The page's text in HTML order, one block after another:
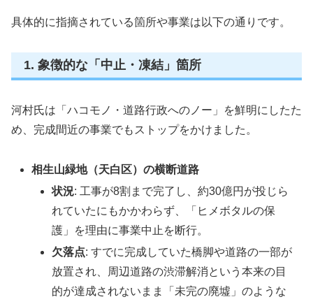
具体的に指摘されている箇所や事業は以下の通りです。
1. 象徴的な「中止・凍結」箇所
河村氏は「ハコモノ・道路行政へのノー」を鮮明にしたた
め、完成間近の事業でもストップをかけました。
相生山緑地（天白区）の横断道路
状況: 工事が8割まで完了し、約30億円が投じら
れていたにもかかわらず、「ヒメボタルの保
護」を理由に事業中止を断行。
欠落点: すでに完成していた橋脚や道路の一部が
放置され、周辺道路の渋滞解消という本来の目
的が達成されないまま「未完の廃墟」のような